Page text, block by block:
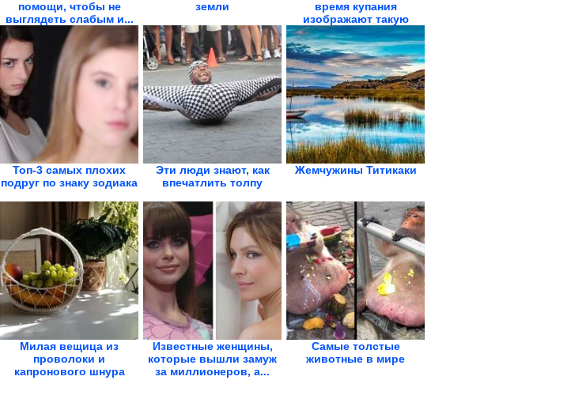
помощи, чтобы не
выглядеть слабым и...
земли
время купания
изображают такую
драму,...
Топ-3 самых плохих
подруг по знаку зодиака
Эти люди знают, как
впечатлить толпу
Жемчужины Титикаки
Милая вещица из
проволоки и
капронового шнура
Известные женщины,
которые вышли замуж
за миллионеров, а...
Самые толстые
животные в мире